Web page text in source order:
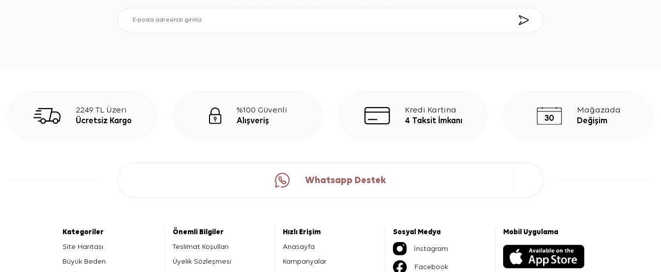
2249 TL Üzeri
Ücretsiz Kargo
%100 Güvenli
Alışveriş
Kredi Kartına
4 Taksit İmkanı
Mağazada
Değişim
Whatsapp Destek
Kategoriler
Site Haritası
Büyük Beden
Önemli Bilgiler
Teslimat Koşulları
Üyelik Sözleşmesi
Hızlı Erişim
Anasayfa
Kampanyalar
Sosyal Medya
İnstagram
Facebook
Mobil Uygulama